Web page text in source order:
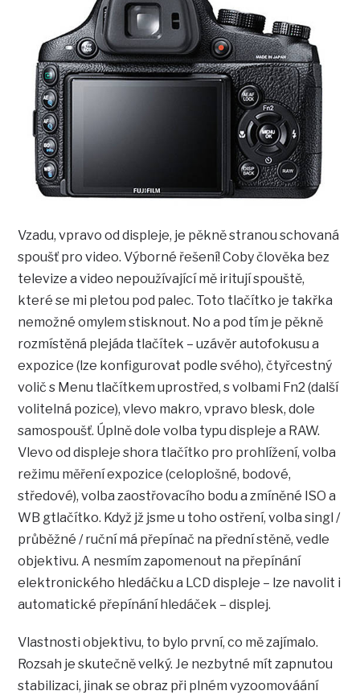
Vzadu, vpravo od displeje, je pěkně stranou schovaná
spoušť pro video. Výborné řešení! Coby člověka bez
televize a video nepoužívající mě iritují spouště,
které se mi pletou pod palec. Toto tlačítko je takřka
nemožné omylem stisknout. No a pod tím je pěkně
rozmístěná plejáda tlačítek – uzávěr autofokusu a
expozice (lze konfigurovat podle svého), čtyřcestný
volič s Menu tlačítkem uprostřed, s volbami Fn2 (další
volitelná pozice), vlevo makro, vpravo blesk, dole
samospoušť. Úplně dole volba typu displeje a RAW.
Vlevo od displeje shora tlačítko pro prohlížení, volba
režimu měření expozice (celoplošné, bodové,
středové), volba zaostřovacího bodu a zmíněné ISO a
WB gtlačítko. Když jž jsme u toho ostření, volba singl /
průběžné / ruční má přepínač na přední stěně, vedle
objektivu. A nesmím zapomenout na přepínání
elektronického hledáčku a LCD displeje – lze navolit i
automatické přepínání hledáček – displej.
Vlastnosti objektivu, to bylo první, co mě zajímalo.
Rozsah je skutečně velký. Je nezbytné mít zapnutou
stabilizaci, jinak se obraz při plném vyzoomováání